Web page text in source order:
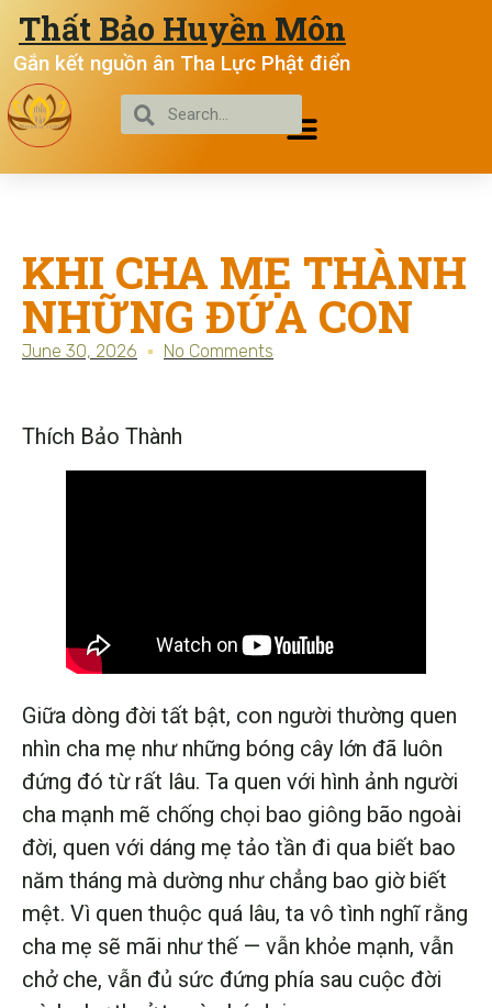
Thất Bảo Huyền Môn
Gắn kết nguồn ân Tha Lực Phật điển
KHI CHA MẸ THÀNH
NHỮNG ĐỨA CON
June 30, 2026 No Comments
Thích Bảo Thành
Giữa dòng đời tất bật, con người thường quen
nhìn cha mẹ như những bóng cây lớn đã luôn
đứng đó từ rất lâu. Ta quen với hình ảnh người
cha mạnh mẽ chống chọi bao giông bão ngoài
đời, quen với dáng mẹ tảo tần đi qua biết bao
năm tháng mà dường như chẳng bao giờ biết
mệt. Vì quen thuộc quá lâu, ta vô tình nghĩ rằng
cha mẹ sẽ mãi như thế — vẫn khỏe mạnh, vẫn
chở che, vẫn đủ sức đứng phía sau cuộc đời